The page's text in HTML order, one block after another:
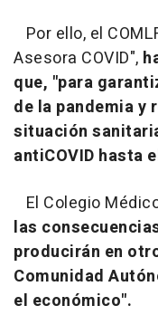
Por ello, el
Asesora COVID",
que, "para
de la pandemia y
situación
antiCOVID hasta
El Colegio
las
producirán en
Comunidad
el económico".